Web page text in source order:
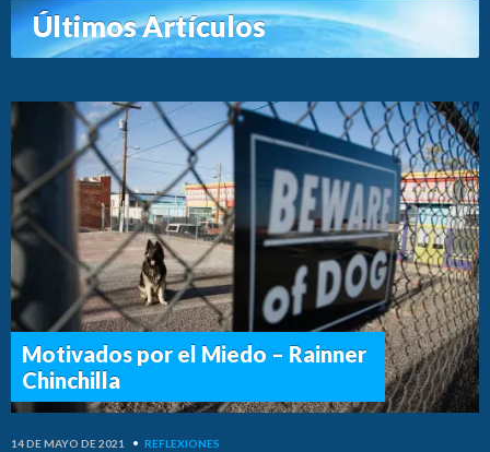
Últimos Artículos
Motivados por el Miedo – Rainner
Chinchilla
14 DE MAYO DE 2021 • REFLEXIONES